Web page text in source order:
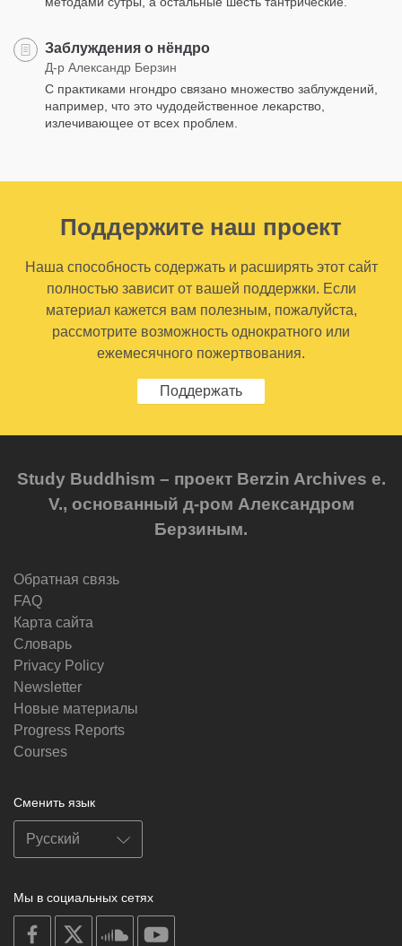
Заблуждения о нёндро
Д-р Александр Берзин
С практиками нгондро связано множество заблуждений,
например, что это чудодейственное лекарство,
излечивающее от всех проблем.
Поддержите наш проект
Наша способность содержать и расширять этот сайт
полностью зависит от вашей поддержки. Если
материал кажется вам полезным, пожалуйста,
рассмотрите возможность однократного или
ежемесячного пожертвования.
Поддержать
Study Buddhism – проект Berzin Archives e.
V., основанный д-ром Александром
Берзиным.
Обратная связь
FAQ
Карта сайта
Словарь
Privacy Policy
Newsletter
Новые материалы
Progress Reports
Courses
Сменить язык
Мы в социальных сетях
on
facebook
soundcloud